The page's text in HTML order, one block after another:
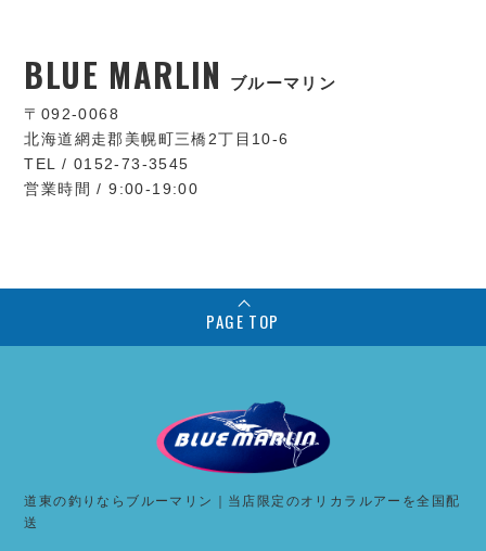
BLUE MARLIN ブルーマリン
〒092-0068
北海道網走郡美幌町三橋2丁目10-6
TEL / 0152-73-3545
営業時間 / 9:00-19:00
PAGE TOP
道東の釣りならブルーマリン｜当店限定のオリカラルアーを全国配
送